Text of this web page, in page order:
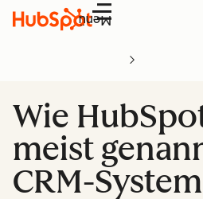
Menü
Wie
meist
CRM-